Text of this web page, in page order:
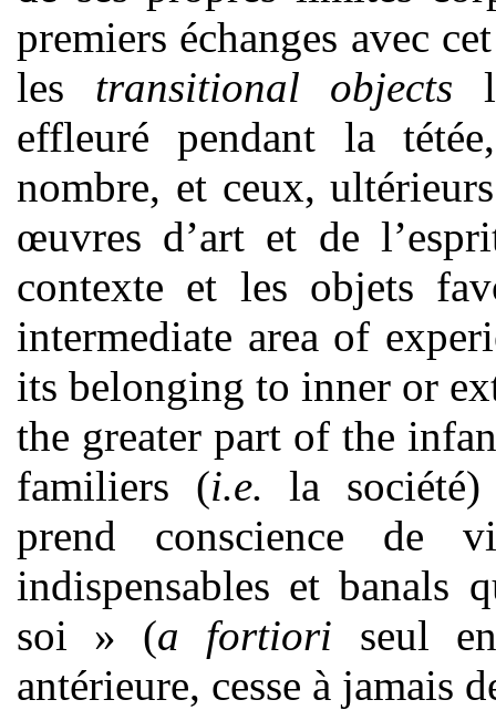
premiers échanges avec
les transitional objects
effleuré pendant la
nombre, et ceux,
œuvres d’art et de
contexte et les objets
intermediate area of
its belonging to inner or
the greater part of the
familiers (i.e. la société)
prend conscience de
indispensables et banals
soi » (a fortiori seul
antérieure, cesse à jamais